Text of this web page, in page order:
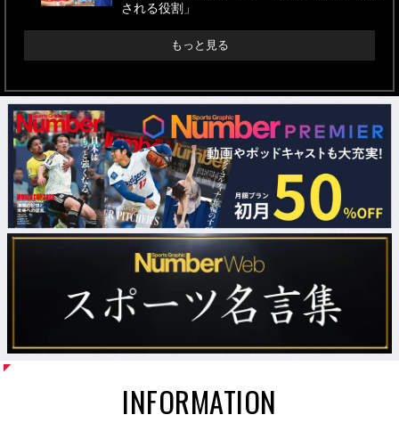
される役割」
もっと見る
INFORMATION